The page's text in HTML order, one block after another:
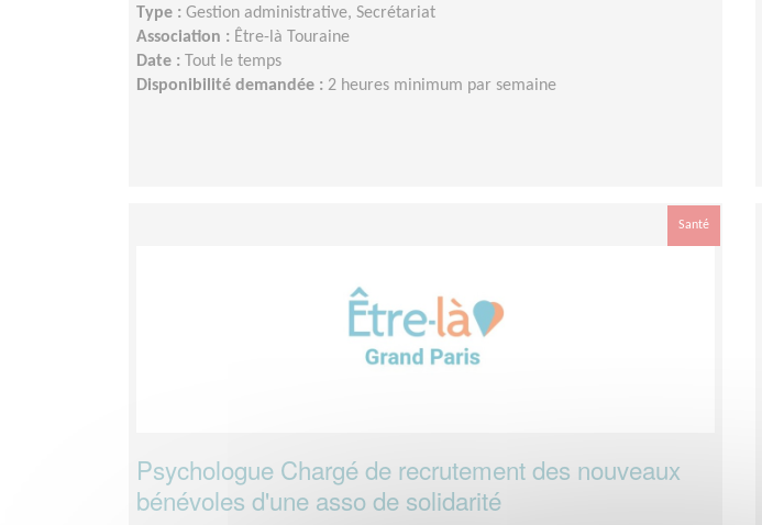
Type : Gestion administrative, Secrétariat
Association : Être-là Touraine
Date :
Tout le temps
Disponibilité demandée : 2 heures minimum par semaine
Santé
Psychologue Chargé de recrutement des nouveaux
bénévoles d'une asso de solidarité